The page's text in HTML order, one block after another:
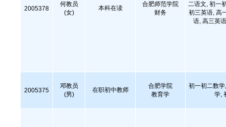
2005378
何教员
(女)
本科在读
合肥师范学院
财务
二语文, 初一
初三英语, 高
语, 高三英
2005375
邓教员
(男)
在职初中教师
合肥学院
教育学
初一初二数
学,